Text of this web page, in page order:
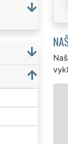
a celém
tak pro